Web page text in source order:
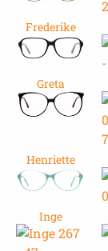
Frederike
Greta
Henriette
Inge